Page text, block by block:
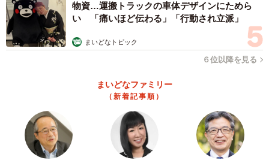
物資…運搬トラックの車体デザインにためら
い 「痛いほど伝わる」「行動され立派」
まいどなトピック
６位以降を見る
まいどなファミリー
（新着記事順）